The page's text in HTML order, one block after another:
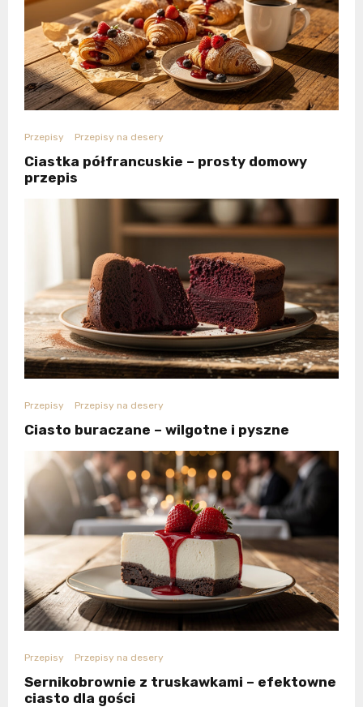
Przepisy Przepisy na desery
Ciastka półfrancuskie – prosty domowy
przepis
Przepisy Przepisy na desery
Ciasto buraczane – wilgotne i pyszne
Przepisy Przepisy na desery
Sernikobrownie z truskawkami – efektowne
ciasto dla gości